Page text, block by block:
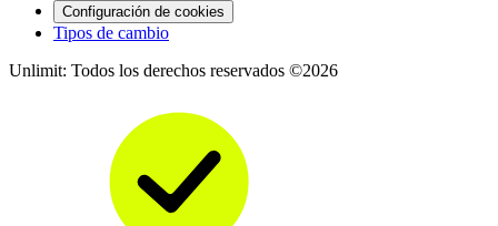
Configuración de cookies
Tipos de cambio
Unlimit: Todos los derechos reservados ©2026